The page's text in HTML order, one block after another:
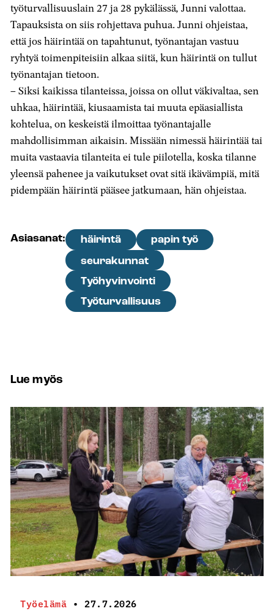
työturvallisuuslain 27 ja 28 pykälässä, Junni valottaa.
Tapauksista on siis rohjettava puhua. Junni ohjeistaa,
että jos häirintää on tapahtunut, työnantajan vastuu
ryhtyä toimenpiteisiin alkaa siitä, kun häirintä on tullut
työnantajan tietoon.
– Siksi kaikissa tilanteissa, joissa on ollut väkivaltaa, sen
uhkaa, häirintää, kiusaamista tai muuta epäasiallista
kohtelua, on keskeistä ilmoittaa työnantajalle
mahdollisimman aikaisin. Missään nimessä häirintää tai
muita vastaavia tilanteita ei tule piilotella, koska tilanne
yleensä pahenee ja vaikutukset ovat sitä ikävämpiä, mitä
pidempään häirintä pääsee jatkumaan, hän ohjeistaa.
Asiasanat: häirintä
papin työ
seurakunnat
Työhyvinvointi
Työturvallisuus
Lue myös
Työelämä • 27.7.2026